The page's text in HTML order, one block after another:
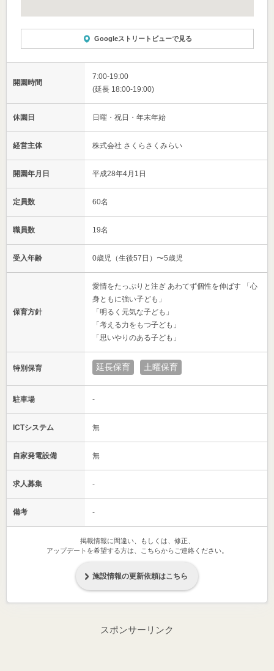
Googleストリートビューで見る
開園時間
7:00-19:00
(延長 18:00-19:00)
休園日 日曜・祝日・年末年始
経営主体 株式会社 さくらさくみらい
開園年月日 平成28年4月1日
定員数 60名
職員数 19名
受入年齢 0歳児（生後57日）〜5歳児
保育方針
愛情をたっぷりと注ぎ あわてず個性を伸ばす 「心
身ともに強い子ども」
「明るく元気な子ども」
「考える力をもつ子ども」
「思いやりのある子ども」
特別保育 延長保育 土曜保育
駐車場 -
ICTシステム 無
自家発電設備 無
求人募集 -
備考 -
掲載情報に間違い、もしくは、修正、
アップデートを希望する方は、こちらからご連絡ください。
施設情報の更新依頼はこちら
スポンサーリンク